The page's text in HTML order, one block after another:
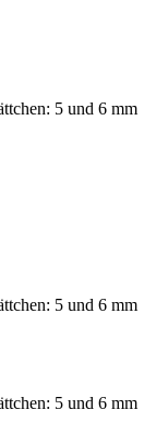
5 und 6 mm
5 und 6 mm
5 und 6 mm